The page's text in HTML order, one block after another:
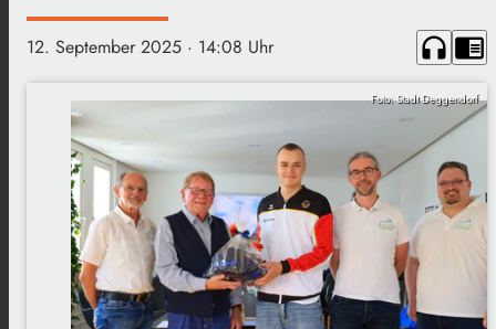
12. September 2025 · 14:08 Uhr headphones chrome_reader_mode
Foto: Stadt Deggendorf